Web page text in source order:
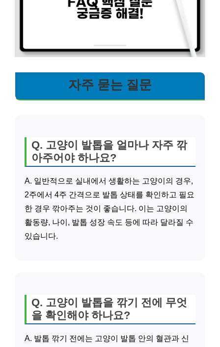
자주 묻는 질문
Q. 고양이 발톱을 얼마나 자주 깎
아주어야 하나요?
A. 일반적으로 실내에서 생활하는 고양이의 경우,
2주에서 4주 간격으로 발톱 상태를 확인하고 필요
한 경우 깎아주는 것이 좋습니다. 이는 고양이의
활동량, 나이, 발톱 성장 속도 등에 따라 달라질 수
있습니다.
Q. 고양이 발톱을 깎기 전에 무엇
을 확인해야 하나요?
A. 발톱 깎기 전에는 고양이 발톱 안의 혈관과 신